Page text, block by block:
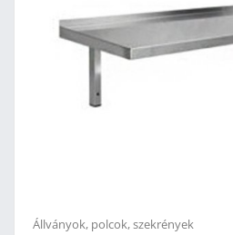
Állványok, polcok, szekrények